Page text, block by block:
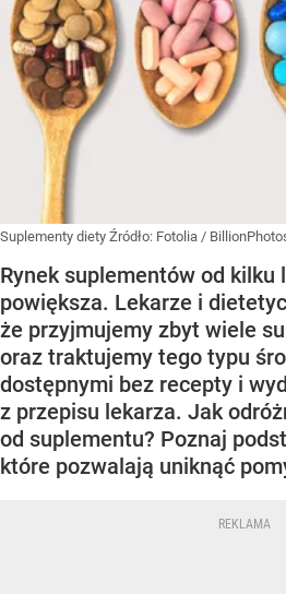
Suplementy diety Źródło: Fotolia /
Rynek suplementów od kilku
powiększa. Lekarze i
że przyjmujemy zbyt wiele
oraz traktujemy tego typu
dostępnymi bez recepty i
z przepisu lekarza. Jak
od suplementu? Poznaj
które pozwalają uniknąć